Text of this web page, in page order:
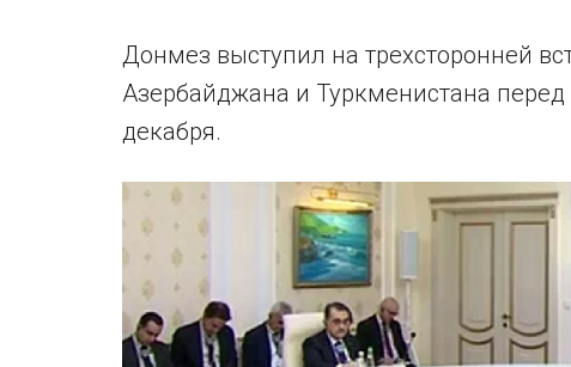
Донмез выступил на трехсторонней
Азербайджана и Туркменистана
декабря.